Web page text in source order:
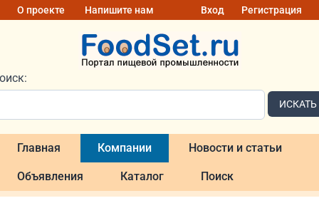
О проекте Напишите нам Вход Регистрация
ИСКАТЬ
Главная Компании Новости и статьи
Объявления Каталог Поиск